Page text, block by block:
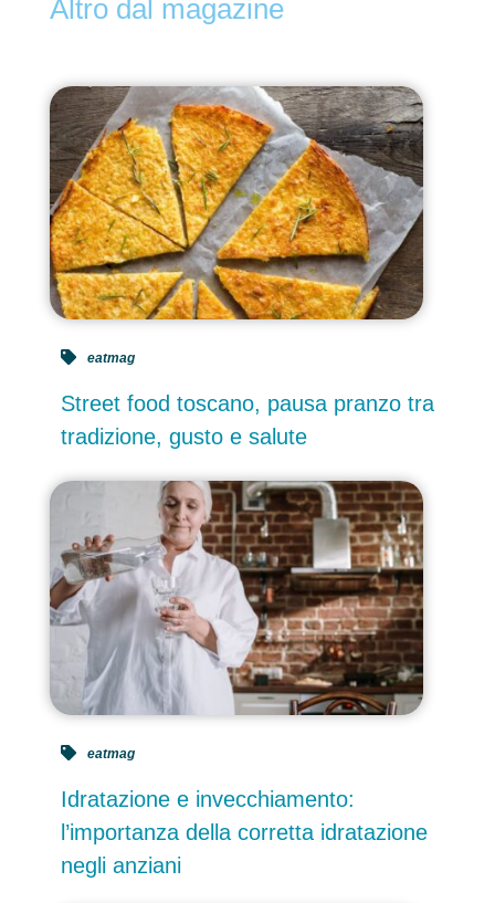
Altro dal magazine
Street food toscano, pausa pranzo tra
tradizione, gusto e salute
eatmag
Idratazione e invecchiamento:
l’importanza della corretta idratazione
negli anziani
eatmag